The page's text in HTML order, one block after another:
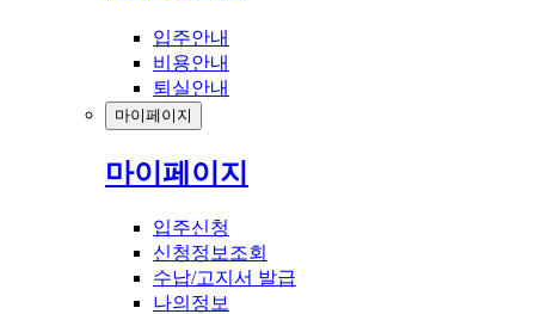
입주안내
비용안내
퇴실안내
마이페이지
마이페이지
입주신청
신청정보조회
수납/고지서 발급
나의정보